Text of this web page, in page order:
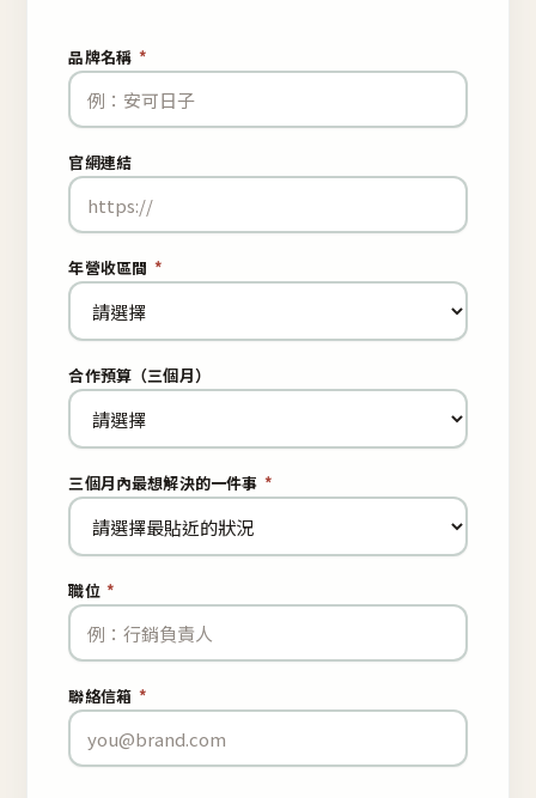
品牌名稱 *
官網連結
年營收區間 *
合作預算（三個月）
三個月內最想解決的一件事 *
職位 *
聯絡信箱 *